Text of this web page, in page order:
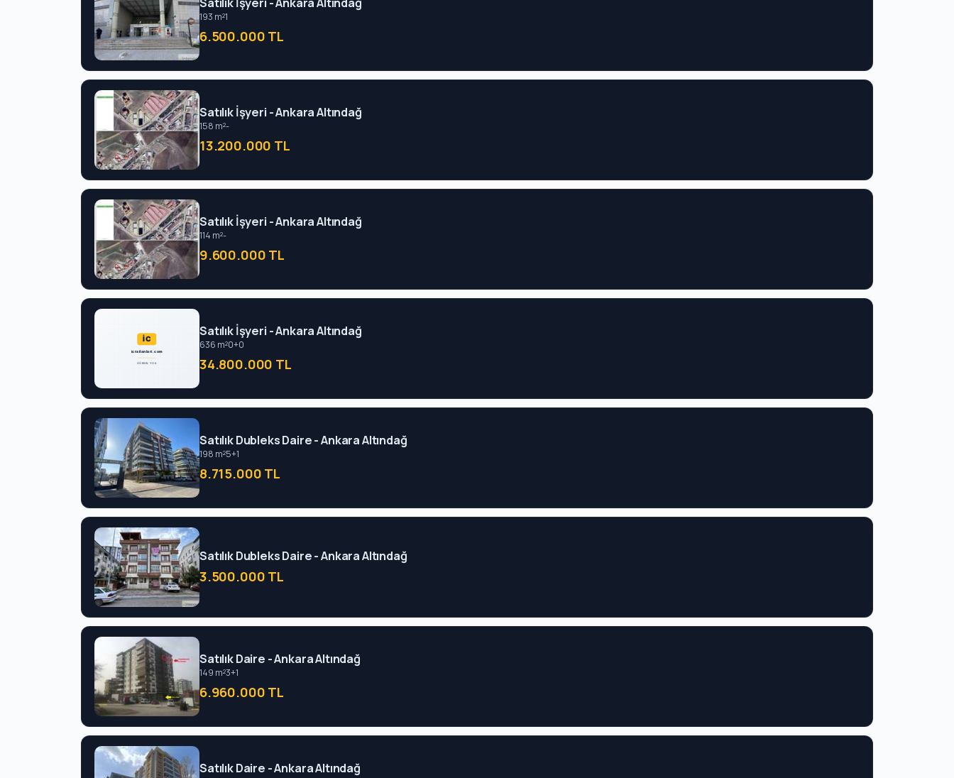
193 m²1
6.500.000 TL
Satılık İşyeri - Ankara Altındağ
158 m²-
13.200.000 TL
Satılık İşyeri - Ankara Altındağ
114 m²-
9.600.000 TL
Satılık İşyeri - Ankara Altındağ
636 m²0+0
34.800.000 TL
Satılık Dubleks Daire - Ankara Altındağ
198 m²5+1
8.715.000 TL
Satılık Dubleks Daire - Ankara Altındağ
3.500.000 TL
Satılık Daire - Ankara Altındağ
149 m²3+1
6.960.000 TL
Satılık Daire - Ankara Altındağ